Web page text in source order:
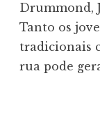
Drummond,
Tanto os
tradicionais
rua pode